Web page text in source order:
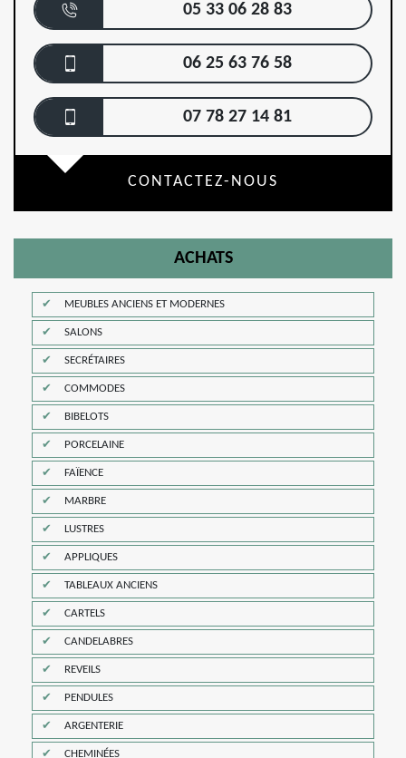
05 33 06 28 83
06 25 63 76 58
07 78 27 14 81
CONTACTEZ-NOUS
ACHATS
MEUBLES ANCIENS ET MODERNES
SALONS
SECRÉTAIRES
COMMODES
BIBELOTS
PORCELAINE
FAÏENCE
MARBRE
LUSTRES
APPLIQUES
TABLEAUX ANCIENS
CARTELS
CANDELABRES
REVEILS
PENDULES
ARGENTERIE
CHEMINÉES